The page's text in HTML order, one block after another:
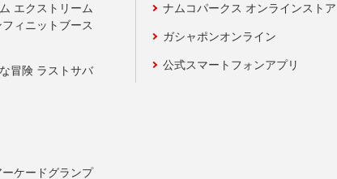
エクストリーム
ィニットブース
冒険 ラストサバ
ケードグランプ
ナムコパークス オンラインストア
ガシャポンオンライン
公式スマートフォンアプリ